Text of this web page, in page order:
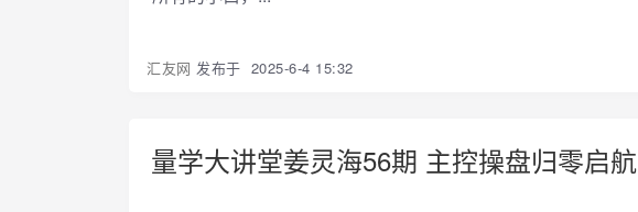
汇友网 发布于 2025-6-4 15:32
量学大讲堂姜灵海56期 主控操盘归零启航